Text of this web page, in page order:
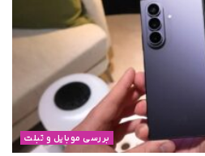
بررسی موبایل و تبلت